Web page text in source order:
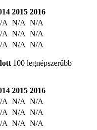
2015 2016
A N/A N/A
A N/A N/A
A N/A N/A
100 legnépszerűbb
2015 2016
A N/A N/A
A N/A N/A
A N/A N/A